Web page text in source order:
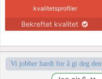
kvalitetsprofiler
Bekreftet kvalitet
Vi jobber hardt for å gi deg